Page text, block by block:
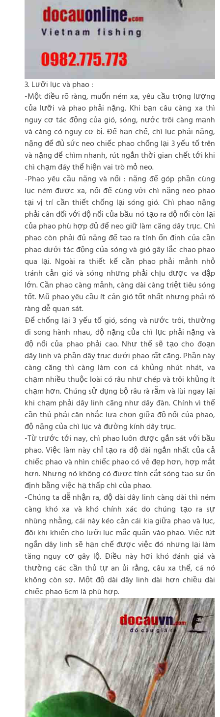
3. Lưỡi lục và phao :
-Một điều rõ ràng, muốn ném xa, yêu cầu trọng lượng
của lưỡi và phao phải nặng. Khi bạn câu càng xa thì
nguy cơ tác động của gió, sóng, nước trôi càng mạnh
và càng có nguy cơ bị. Để hạn chế, chì lục phải nặng,
nặng để đủ sức neo chiếc phao chống lại 3 yếu tố trên
và nặng để chìm nhanh, rút ngắn thời gian chết tới khi
chì chạm đáy thể hiện vai trò mỏ neo.
-Phao yêu cầu nặng và nổi : nặng để góp phần cùng
lục ném được xa, nổi để cùng với chì nặng neo phao
tại vị trí cần thiết chống lại sóng gió. Chì phao nặng
phải cân đối với độ nổi của bầu nó tạo ra độ nổi còn lại
của phao phù hợp đủ để neo giữ làm căng dây trục. Chì
phao còn phải đủ nặng để tạo ra tính ổn định của cần
phao dưới tác động của sóng và gió gây lắc chao phao
qua lại. Ngoài ra thiết kế cần phao phải mảnh nhỏ
tránh cản gió và sóng nhưng phải chịu được va đập
lớn. Cần phao càng mảnh, càng dài càng triệt tiêu sóng
tốt. Mũ phao yêu cầu ít cản gió tốt nhất nhưng phải rõ
ràng dễ quan sát.
Để chống lại 3 yếu tố gió, sóng và nước trôi, thường
đi song hành nhau, độ nặng của chì lục phải nặng và
độ nổi của phao phải cao. Như thế sẽ tạo cho đoạn
dây linh và phần dây trục dưới phao rất căng. Phần này
càng căng thì càng làm con cá khủng nhút nhát, va
chạm nhiều thuộc loài có râu như chép và trôi khủng ít
chạm hơn. Chúng sử dụng bộ râu rà rẫm và lùi ngay lại
khi chạm phải dây linh căng như dây đàn. Chính vì thế
cần thủ phải cân nhắc lựa chọn giữa độ nổi của phao,
độ nặng của chì lục và đường kính dây trục.
-Từ trước tới nay, chì phao luôn được gắn sát với bầu
phao. Việc làm này chỉ tạo ra độ dài ngắn nhất của cả
chiếc phao và nhìn chiếc phao có vẻ đẹp hơn, hợp mắt
hơn. Nhưng nó không có được tính cắt sóng tạo sự ổn
định bằng việc hạ thấp chì của phao.
-Chúng ta dễ nhận ra, độ dài dây linh càng dài thì ném
càng khó xa và khó chính xác do chúng tạo ra sự
nhùng nhằng, cái này kéo cản cái kia giữa phao và lục,
đôi khi khiến cho lưỡi lục mắc quấn vào phao. Việc rút
ngắn dây linh sẽ hạn chế được việc đó nhưng lại làm
tăng nguy cơ gây lộ. Điều này hơi khó đánh giá và
thường các cần thủ tự an ủi rằng, câu xa thế, cá nó
không còn sợ. Một độ dài dây linh dài hơn chiều dài
chiếc phao 6cm là phù hợp.